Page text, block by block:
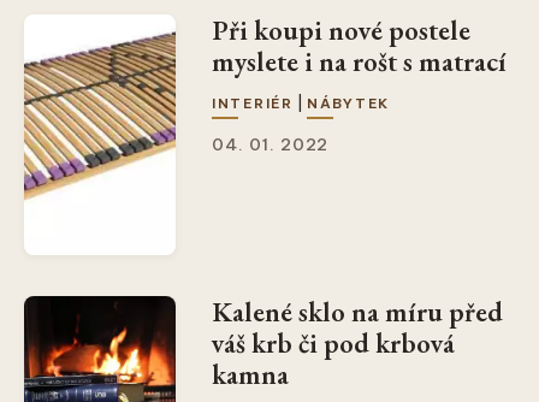
Při koupi nové postele
myslete i na rošt s matrací
INTERIÉR NÁBYTEK
04. 01. 2022
Kalené sklo na míru před
váš krb či pod krbová
kamna